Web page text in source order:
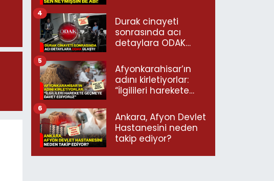
Durak cinayeti
sonrasında acı
detaylara ODAK
4
Afyonkarahisar’ın
adını kirletiyorlar:
“İlgilileri harekete
ediyoruz”
5
Ankara, Afyon Devlet
Hastanesini neden
takip ediyor?
6